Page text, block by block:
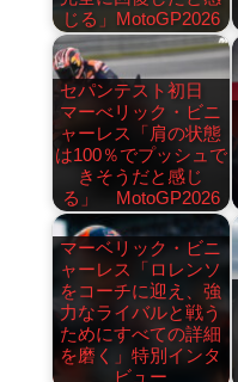
じる」MotoGP2026
セパンテスト初日
マーべリック・ビニ
ャーレス「肩の状態
は100％でプッシュで
きそうだと感じ
る」 MotoGP2026
マーベリック・ビニ
ャーレス「ロレンソ
をコーチに迎え、強
力なライバルと戦う
ためにすべての詳細
を磨く」特別インタ
ビュー